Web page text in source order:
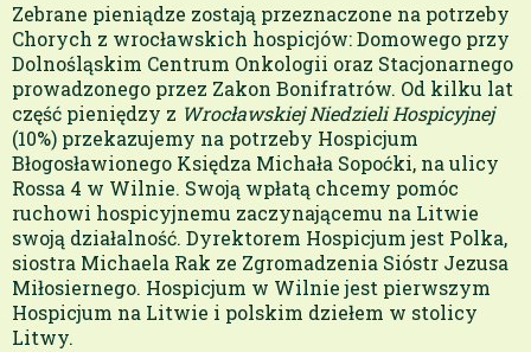
Zebrane pieniądze zostają przeznaczone na potrzeby
Chorych z wrocławskich hospicjów: Domowego przy
Dolnośląskim Centrum Onkologii oraz Stacjonarnego
prowadzonego przez Zakon Bonifratrów. Od kilku lat
część pieniędzy z Wrocławskiej Niedzieli Hospicyjnej
(10%) przekazujemy na potrzeby Hospicjum
Błogosławionego Księdza Michała Sopoćki, na ulicy
Rossa 4 w Wilnie. Swoją wpłatą chcemy pomóc
ruchowi hospicyjnemu zaczynającemu na Litwie
swoją działalność. Dyrektorem Hospicjum jest Polka,
siostra Michaela Rak ze Zgromadzenia Sióstr Jezusa
Miłosiernego. Hospicjum w Wilnie jest pierwszym
Hospicjum na Litwie i polskim dziełem w stolicy
Litwy.